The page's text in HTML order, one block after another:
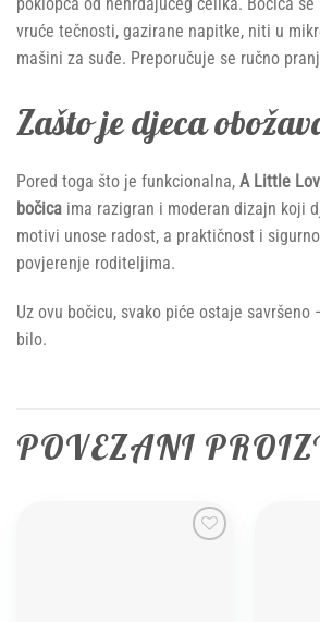
vruće tečnosti, gazirane napitke, niti u
mašini za suđe. Preporučuje se ručno
Zašto je djeca
Pored toga što je funkcionalna, A Little
bočica ima razigran i moderan dizajn koji
motivi unose radost, a praktičnost i
povjerenje roditeljima.
Uz ovu bočicu, svako piće ostaje
bilo.
POVEZANI